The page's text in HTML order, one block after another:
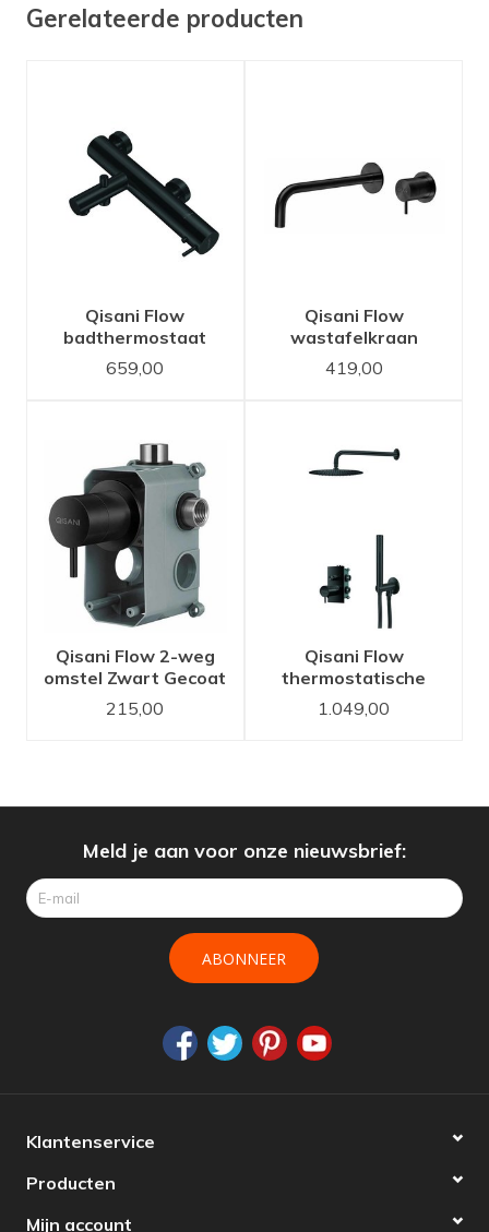
Gerelateerde producten
Qisani Flow
badthermostaat
Zwart Gecoat
659,00
Qisani Flow
wastafelkraan
inbouw 21 cm uitloop
Zwart Gecoat
419,00
Qisani Flow 2-weg
omstel Zwart Gecoat
215,00
Qisani Flow
thermostatische
inbouwset 2-weg
vierkant Zwart
1.049,00
Meld je aan voor onze nieuwsbrief:
ABONNEER
Klantenservice
Producten
Mijn account